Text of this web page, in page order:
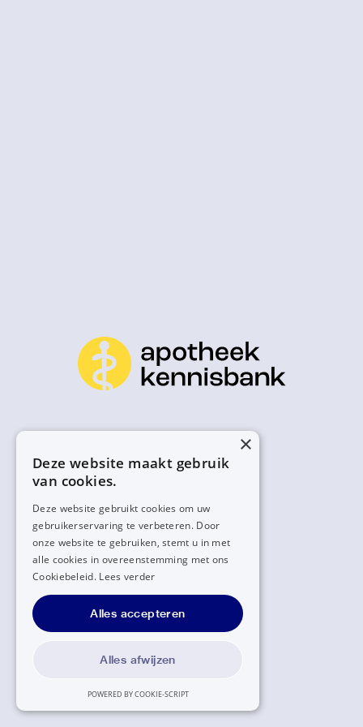
×
Deze website maakt gebruik
van cookies.
Deze website gebruikt cookies om uw
gebruikerservaring te verbeteren. Door
onze website te gebruiken, stemt u in met
alle cookies in overeenstemming met ons
Cookiebeleid. Lees verder
Alles accepteren
Alles afwijzen
POWERED BY COOKIE-SCRIPT